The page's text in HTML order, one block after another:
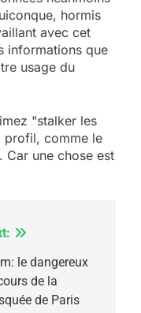
hormis
avec cet
informations que
usage du
"stalker les
profil, comme le
Car une chose est
le dangereux
de la
de Paris
la plus
selon le
contre
REVENDIQUE
par Thérèse